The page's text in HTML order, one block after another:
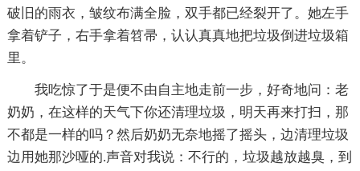
破旧的雨衣，皱纹布满全脸，双手都已经裂开了。她左手
拿着铲子，右手拿着笤帚，认认真真地把垃圾倒进垃圾箱
里。
我吃惊了于是便不由自主地走前一步，好奇地问：老
奶奶，在这样的天气下你还清理垃圾，明天再来打扫，那
不都是一样的吗？然后奶奶无奈地摇了摇头，边清理垃圾
边用她那沙哑的.声音对我说：不行的，垃圾越放越臭，到